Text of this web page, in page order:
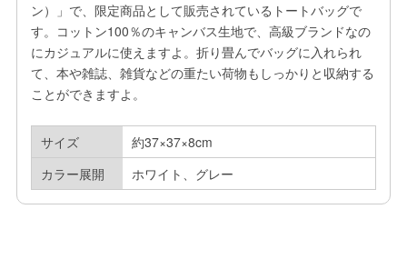
ン）」で、限定商品として販売されているトートバッグで
す。コットン100％のキャンバス生地で、高級ブランドなの
にカジュアルに使えますよ。折り畳んでバッグに入れられ
て、本や雑誌、雑貨などの重たい荷物もしっかりと収納する
ことができますよ。
サイズ
約37×37×8cm
カラー展開
ホワイト、グレー